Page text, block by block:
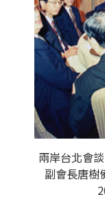
兩岸台北會
副會長唐樹